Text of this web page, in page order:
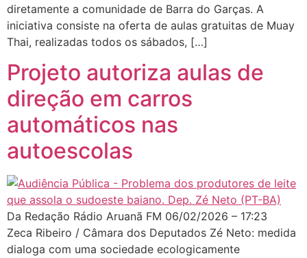
diretamente a comunidade de Barra do Garças. A
iniciativa consiste na oferta de aulas gratuitas de Muay
Thai, realizadas todos os sábados, […]
Projeto autoriza aulas de
direção em carros
automáticos nas
autoescolas
Da Redação Rádio Aruanã FM 06/02/2026 – 17:23
Zeca Ribeiro / Câmara dos Deputados Zé Neto: medida
dialoga com uma sociedade ecologicamente